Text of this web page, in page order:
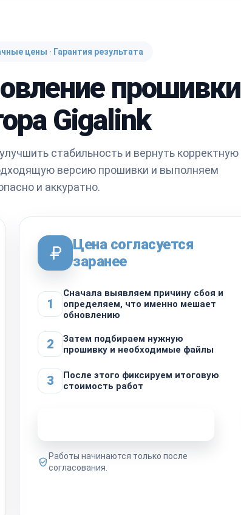
цены · Гарантия результата
прошивки
Gigalink
стабильность и вернуть корректную
версию прошивки и выполняем
и аккуратно.
Цена согласуется
заранее
1
Сначала выявляем причину сбоя и
определяем, что именно мешает
обновлению
2
Затем подбираем нужную
прошивку и необходимые файлы
3
После этого фиксируем итоговую
стоимость работ
Работы начинаются только после
согласования.